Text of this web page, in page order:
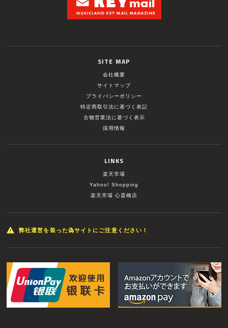
SITE MAP
会社概要
サイトマップ
プライバシーポリシー
特定商取引法に基づく表記
古物営業法に基づく表示
採用情報
LINKS
楽天市場
Yahoo! Shopping
楽天市場 心斎橋店
弊社運営を装った偽サイトにご注意ください！